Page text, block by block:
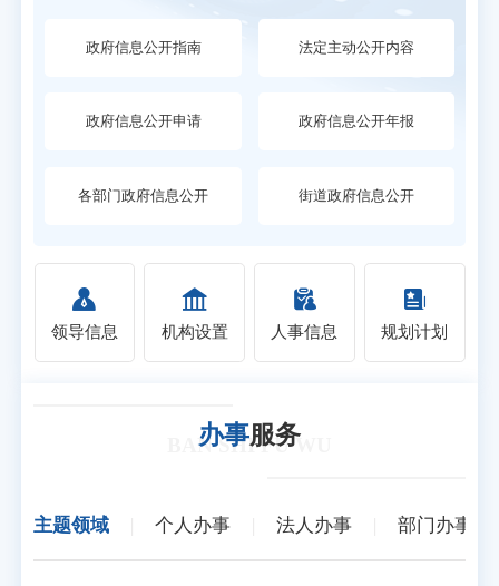
政府信息公开指南 法定主动公开内容
政府信息公开申请 政府信息公开年报
各部门政府信息公开 街道政府信息公开
领导信息 机构设置 人事信息 规划计划
办事服务
BAN SHI FU WU
主题领域 个人办事 法人办事 部门办事